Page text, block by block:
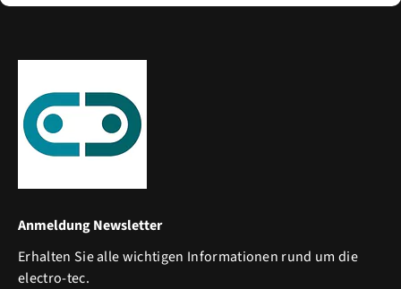
Anmeldung Newsletter
Erhalten Sie alle wichtigen Informationen rund um die
electro-tec.